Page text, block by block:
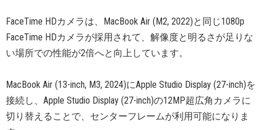
FaceTime HDカメラは、MacBook Air (M2, 2022)と同じ1080p
FaceTime HDカメラが採用されて、解像度と明るさが足りな
い場所での性能が2倍へと向上しています。
MacBook Air (13-inch, M3, 2024)にApple Studio Display (27-inch)を
接続し、Apple Studio Display (27-inch)の12MP超広角カメラに
切り替えることで、センターフレームが利用可能になりま